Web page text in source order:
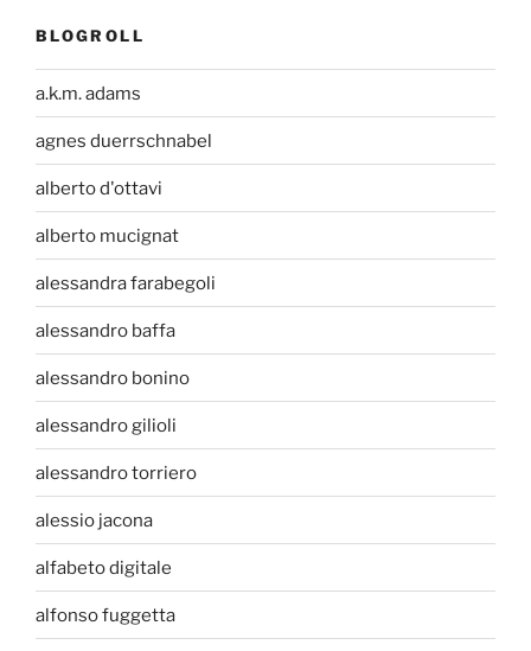
BLOGROLL
a.k.m. adams
agnes duerrschnabel
alberto d'ottavi
alberto mucignat
alessandra farabegoli
alessandro baffa
alessandro bonino
alessandro gilioli
alessandro torriero
alessio jacona
alfabeto digitale
alfonso fuggetta